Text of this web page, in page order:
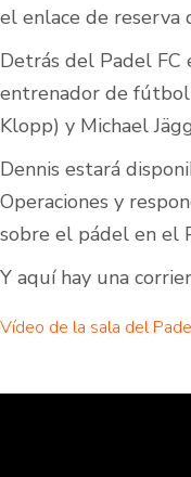
el enlace de reserva
Detrás del Padel FC
entrenador de
Klopp) y Michael
Dennis estará
Operaciones y
sobre el pádel en el
Y aquí hay una
Vídeo de la sala del